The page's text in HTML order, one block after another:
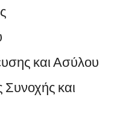
και Ασύλου
Συνοχής και